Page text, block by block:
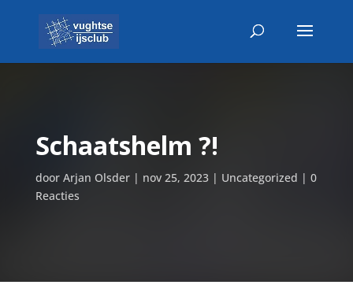
Schaatshelm ?!
door Arjan Olsder| nov 25, 2023| Uncategorized | 0
Reacties